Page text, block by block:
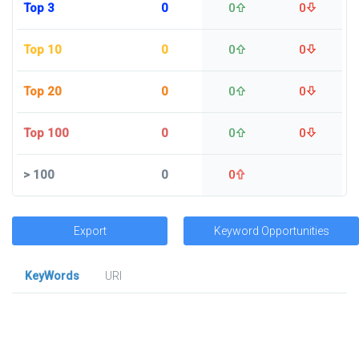
Top 3 0 0 0
Top 10 0 0 0
Top 20 0 0 0
Top 100 0 0 0
>100 0 0
Export Keyword Opportunities
KeyWords
URl